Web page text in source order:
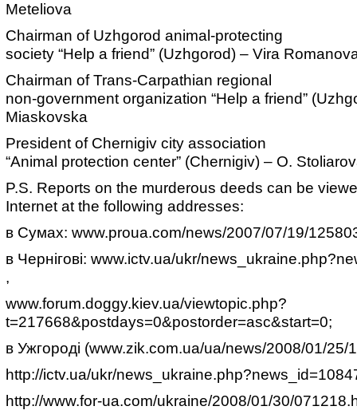
Meteliova
Chairman of Uzhgorod animal-protecting
society “Help a friend” (Uzhgorod) – Vira
Chairman of Trans-Carpathian regional
non-government organization “Help a friend”
Miaskovska
President of Chernigiv city association
“Animal protection center” (Chernigiv) – O.
P.S. Reports on the murderous deeds can be
Internet at the following addresses:
в Сумах: www.proua.com/news/2007/07/19/
в Чернігові: www.ictv.ua/ukr/
,
www.forum.doggy.kiev.ua/viewtopic.php?
t=217668&postdays=0&postorder=asc&start=0;
в Ужгороді (www.zik.com.ua/ua/news/2008/01/25/
http://ictv.ua/ukr/
http://www.for-ua.com/ukraine/2008/01/30/